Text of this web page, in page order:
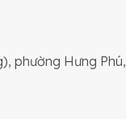
phường Hưng Phú,